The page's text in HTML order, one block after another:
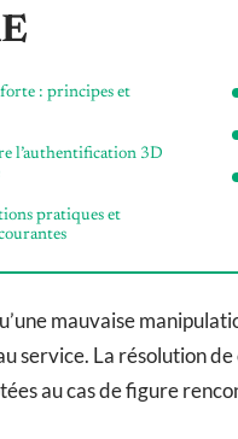
: principes et
l’authentification 3D
pratiques et
mauvaise
service. La résolution
au cas de figure